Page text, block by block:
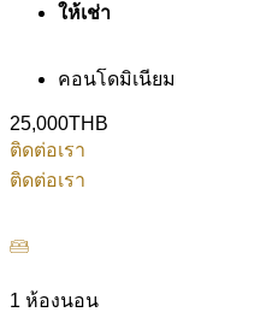
ให้เช่า
คอนโดมิเนียม
25,000THB
ติดต่อเรา
ติดต่อเรา
1 ห้องนอน